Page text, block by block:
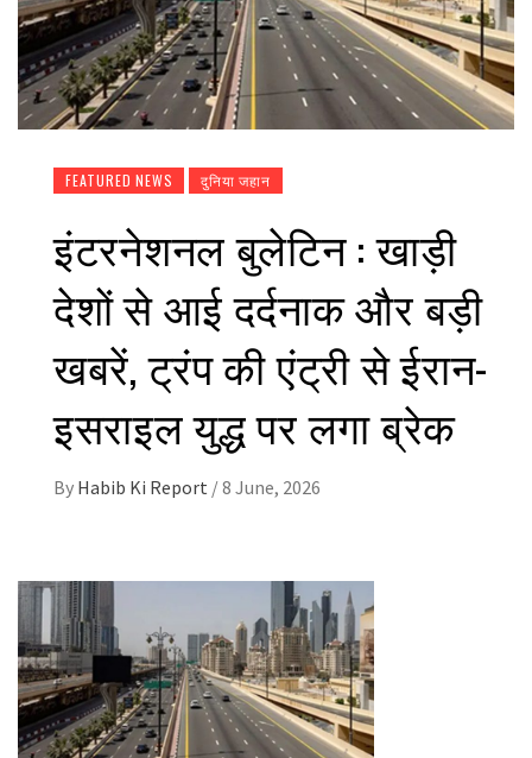
FEATURED NEWS दुनिया जहान
इंटरनेशनल बुलेटिन : खाड़ी
देशों से आई दर्दनाक और बड़ी
खबरें, ट्रंप की एंट्री से ईरान-
इसराइल युद्ध पर लगा ब्रेक
By Habib Ki Report /8 June, 2026